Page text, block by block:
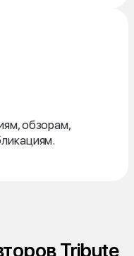
обзорам,
Tribute